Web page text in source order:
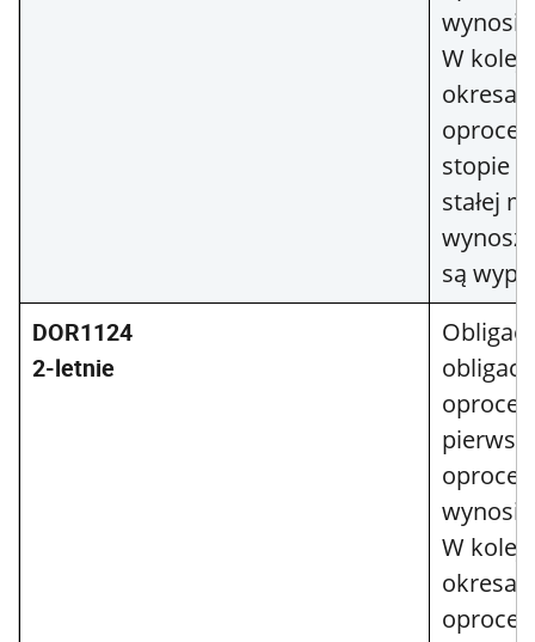
wynosi
W
stopie
stałej
są
DOR1124
2-letnie
wynosi
W